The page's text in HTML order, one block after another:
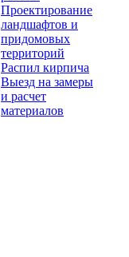
Проектирование
ландшафтов и
придомовых
территорий
Распил кирпича
Выезд на замеры
и расчет
материалов